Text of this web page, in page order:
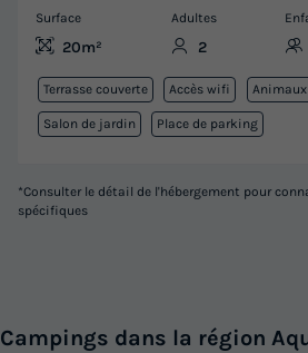
Surface
20m²
Adultes
2
Terrasse couverte Accès wifi
Salon de jardin Place de parking
*Consulter le détail de l'hébergement pour
spécifiques
Campings dans la région